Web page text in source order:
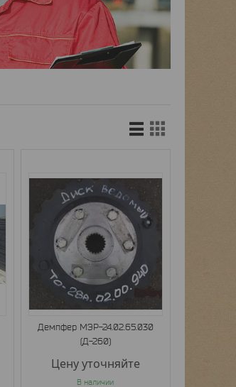
Демпфер МЭР-24.02.65.030
(Д-260)
Цену уточняйте
В наличии